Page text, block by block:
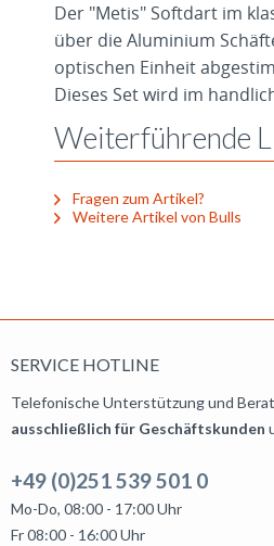
Der "Metis" Softdart im
über die Aluminium
optischen Einheit
Dieses Set wird im
Weiterführende
Fragen zum Artikel?
Weitere Artikel von Bulls
SERVICE HOTLINE
Telefonische Unterstützung und
ausschließlich für Geschäftskunden
+49 (0)251 539 501 0
Mo-Do, 08:00 - 17:00 Uhr
Fr 08:00 - 16:00 Uhr